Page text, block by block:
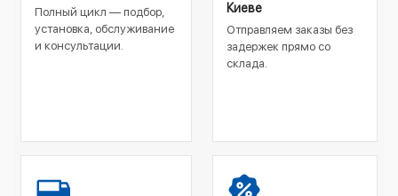
Полный цикл — подбор,
установка, обслуживание
и консультации.
Киеве
Отправляем заказы без
задержек прямо со
склада.